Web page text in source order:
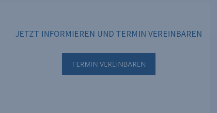
JETZT INFORMIEREN UND TERMIN VEREINBAREN
TERMIN VEREINBAREN